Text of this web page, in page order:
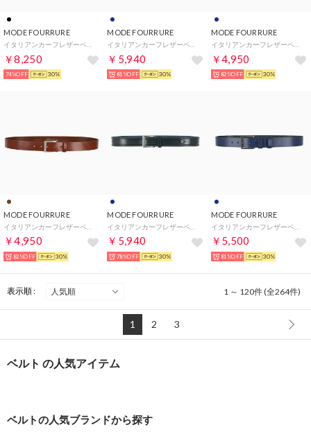
MODE FOURRURE
￥8,250
74%OFF 30%
MODE FOURRURE
￥5,940
81%OFF 30%
MODE FOURRURE
イタリアンカーフレザーベルト （ネイビー）
￥4,950
82%OFF 30%
MODE FOURRURE
￥4,950
82%OFF 30%
MODE FOURRURE
￥5,940
78%OFF 30%
MODE FOURRURE
イタリアンカーフレザーベルト （ネイビー）
￥5,500
81%OFF 30%
表示順 : 1 ～ 120件 (全264件)
1 2 3
ベルト の人気アイテム
ベルトの人気ブランドから探す